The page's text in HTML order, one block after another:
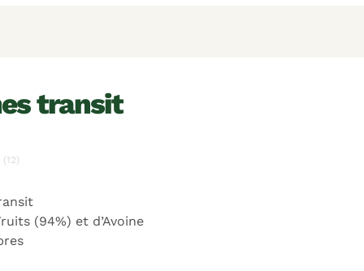
transit
(12)
(94%) et d’Avoine